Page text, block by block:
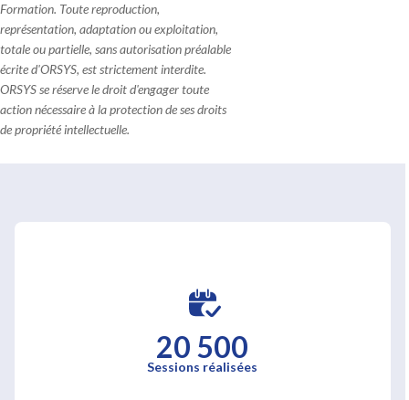
Formation. Toute reproduction,
représentation, adaptation ou exploitation,
totale ou partielle, sans autorisation préalable
écrite d'ORSYS, est strictement interdite.
ORSYS se réserve le droit d'engager toute
action nécessaire à la protection de ses droits
de propriété intellectuelle.
20 500
Sessions réalisées